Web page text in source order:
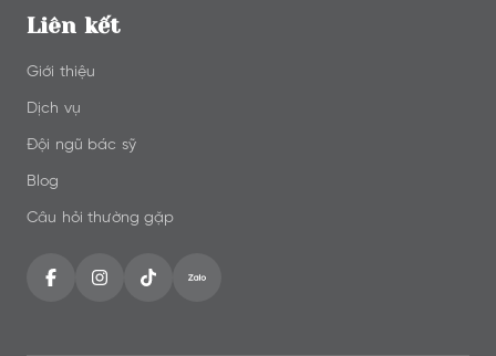
Liên kết
Giới thiệu
Dịch vụ
Đội ngũ bác sỹ
Blog
Câu hỏi thường gặp